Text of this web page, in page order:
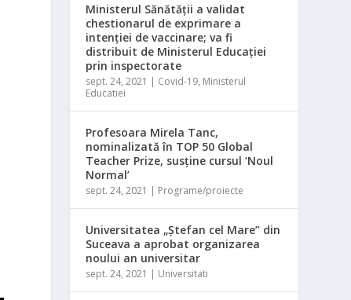
Ministerul Sănătății a validat
chestionarul de exprimare a
intenţiei de vaccinare; va fi
distribuit de Ministerul Educaţiei
prin inspectorate
sept. 24, 2021 | Covid-19, Ministerul
Educatiei
Profesoara Mirela Tanc,
nominalizată în TOP 50 Global
Teacher Prize, susţine cursul ‘Noul
Normal’
sept. 24, 2021 | Programe/proiecte
Universitatea „Ștefan cel Mare” din
Suceava a aprobat organizarea
noului an universitar
sept. 24, 2021 | Universitati